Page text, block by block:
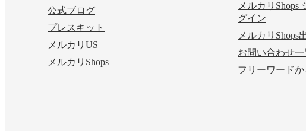
公式ブログ
プレスキット
メルカリUS
メルカリShops
メルカリShops
グイン
メルカリShops
お問い合わせ一
フリーワード